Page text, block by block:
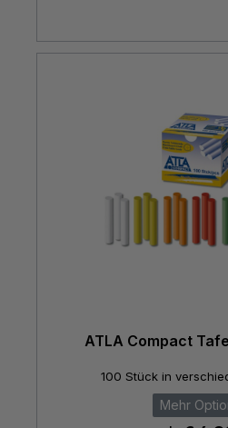
ATLA Compact
100 Stück in
Mehr